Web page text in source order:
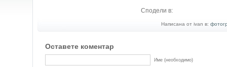
Сподели в:
Написана от ivan в:
Оставете коментар
Име (необходимо)